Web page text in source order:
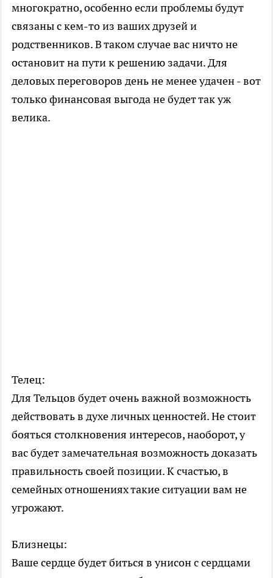
многократно, особенно если проблемы будут
связаны с кем-то из ваших друзей и
родственников. В таком случае вас ничто не
остановит на пути к решению задачи. Для
деловых переговоров день не менее удачен - вот
только финансовая выгода не будет так уж
велика.
Телец:
Для Тельцов будет очень важной возможность
действовать в духе личных ценностей. Не стоит
бояться столкновения интересов, наоборот, у
вас будет замечательная возможность доказать
правильность своей позиции. К счастью, в
семейных отношениях такие ситуации вам не
угрожают.
Близнецы:
Ваше сердце будет биться в унисон с сердцами